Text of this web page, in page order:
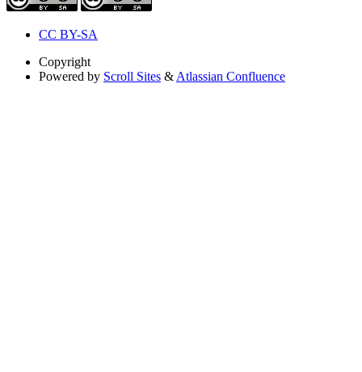
CC BY-SA
Copyright
Powered by Scroll Sites & Atlassian Confluence